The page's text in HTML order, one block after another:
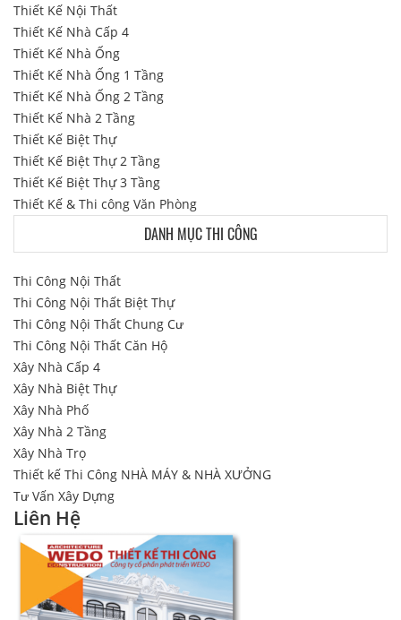
Thiết Kế Nội Thất
Thiết Kế Nhà Cấp 4
Thiết Kế Nhà Ống
Thiết Kế Nhà Ống 1 Tầng
Thiết Kế Nhà Ống 2 Tầng
Thiết Kế Nhà 2 Tầng
Thiết Kế Biệt Thự
Thiết Kế Biệt Thự 2 Tầng
Thiết Kế Biệt Thự 3 Tầng
Thiết Kế & Thi công Văn Phòng
DANH MỤC THI CÔNG
Thi Công Nội Thất
Thi Công Nội Thất Biệt Thự
Thi Công Nội Thất Chung Cư
Thi Công Nội Thất Căn Hộ
Xây Nhà Cấp 4
Xây Nhà Biệt Thự
Xây Nhà Phố
Xây Nhà 2 Tầng
Xây Nhà Trọ
Thiết kế Thi Công NHÀ MÁY & NHÀ XƯỞNG
Tư Vấn Xây Dựng
Liên Hệ